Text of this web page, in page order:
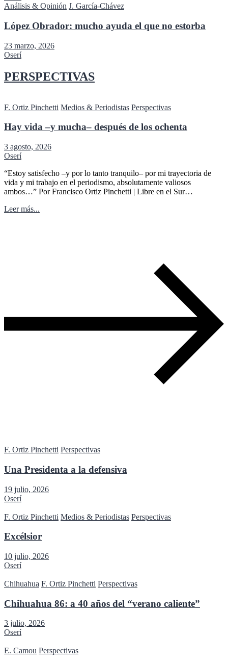
Análisis & Opinión J. García-Chávez
López Obrador: mucho ayuda el que no estorba
23 marzo, 2026
Oserí
PERSPECTIVAS
F. Ortiz Pinchetti Medios & Periodistas Perspectivas
Hay vida –y mucha– después de los ochenta
3 agosto, 2026
Oserí
“Estoy satisfecho –y por lo tanto tranquilo– por mi trayectoria de
vida y mi trabajo en el periodismo, absolutamente valiosos
ambos…” Por Francisco Ortiz Pinchetti | Libre en el Sur…
Leer más...
F. Ortiz Pinchetti Perspectivas
Una Presidenta a la defensiva
19 julio, 2026
Oserí
F. Ortiz Pinchetti Medios & Periodistas Perspectivas
Excélsior
10 julio, 2026
Oserí
Chihuahua F. Ortiz Pinchetti Perspectivas
Chihuahua 86: a 40 años del “verano caliente”
3 julio, 2026
Oserí
E. Camou Perspectivas